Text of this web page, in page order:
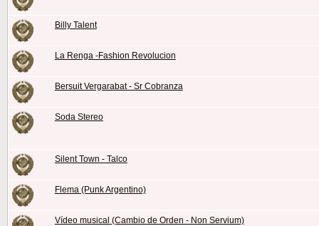
Billy Talent
La Renga -Fashion Revolucion
Bersuit Vergarabat - Sr Cobranza
Soda Stereo
Silent Town - Talco
Flema (Punk Argentino)
Vídeo musical (Cambio de Orden - Non Servium)